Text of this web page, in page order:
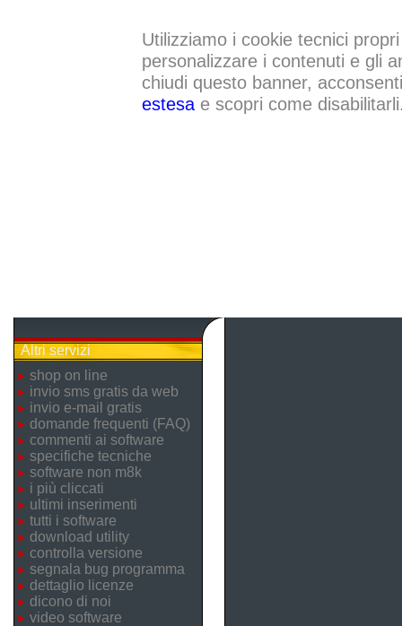
Utilizziamo i cookie tecnici
personalizzare i contenuti e gli
chiudi questo banner,
estesae scopri come
Altri servizi
shop on line
invio sms gratis da web
invio e-mail gratis
domande frequenti (FAQ)
commenti ai software
specifiche tecniche
software non m8k
i più cliccati
ultimi inserimenti
tutti i software
download utility
controlla versione
segnala bug programma
dettaglio licenze
dicono di noi
video software